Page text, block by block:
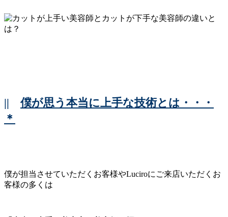
|| 僕が思う本当に上手な技術とは・・・
＊
僕が担当させていただくお客様やLuciroにご来店いただくお
客様の多くは